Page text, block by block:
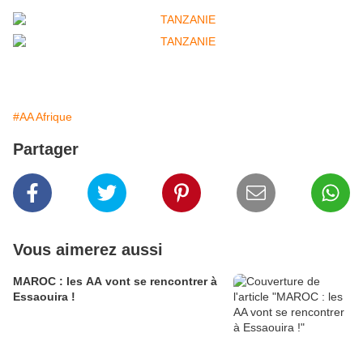
#AA Afrique
Partager
Vous aimerez aussi
MAROC : les AA vont se rencontrer à
Essaouira !